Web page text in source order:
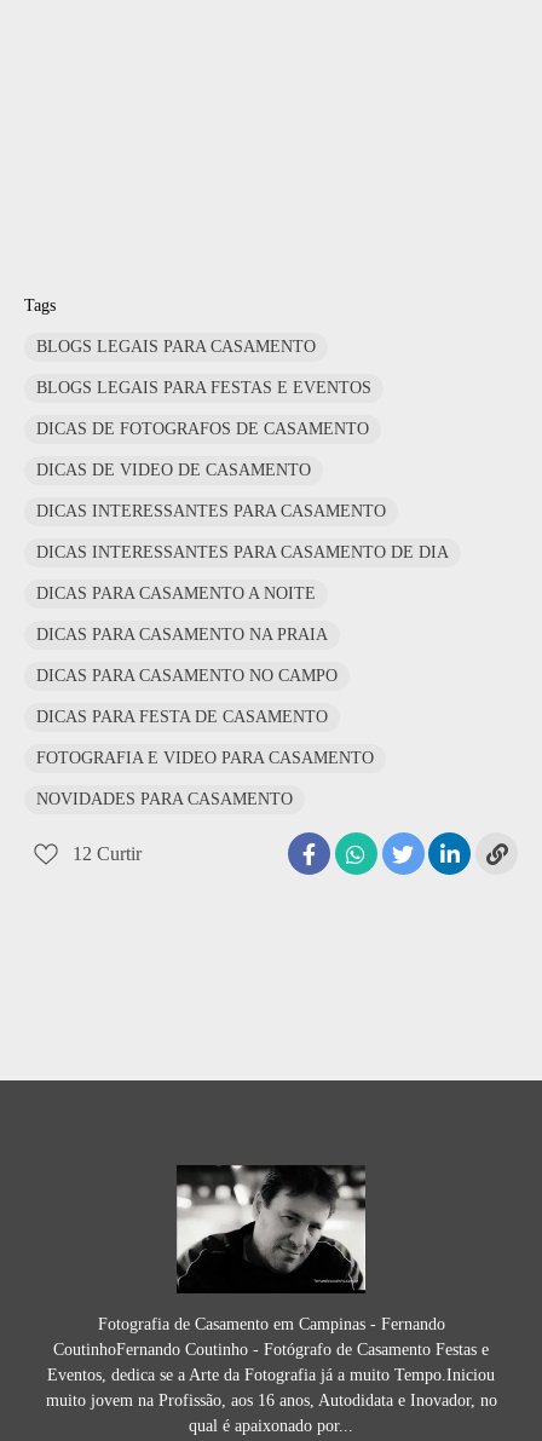
Tags
BLOGS LEGAIS PARA CASAMENTO
BLOGS LEGAIS PARA FESTAS E EVENTOS
DICAS DE FOTOGRAFOS DE CASAMENTO
DICAS DE VIDEO DE CASAMENTO
DICAS INTERESSANTES PARA CASAMENTO
DICAS INTERESSANTES PARA CASAMENTO DE DIA
DICAS PARA CASAMENTO A NOITE
DICAS PARA CASAMENTO NA PRAIA
DICAS PARA CASAMENTO NO CAMPO
DICAS PARA FESTA DE CASAMENTO
FOTOGRAFIA E VIDEO PARA CASAMENTO
NOVIDADES PARA CASAMENTO
12 Curtir
Fotografia de Casamento em Campinas - Fernando
CoutinhoFernando Coutinho - Fotógrafo de Casamento Festas e
Eventos, dedica se a Arte da Fotografia já a muito Tempo.Iniciou
muito jovem na Profissão, aos 16 anos, Autodidata e Inovador, no
qual é apaixonado por...